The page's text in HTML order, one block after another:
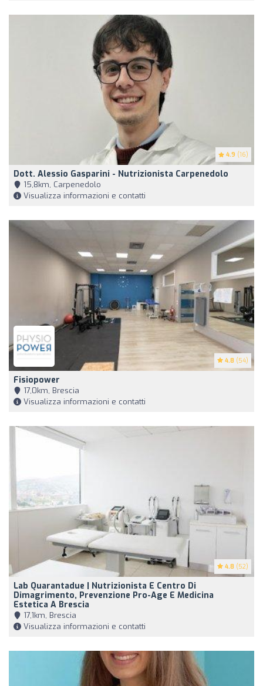
4.9 (16)
Dott. Alessio Gasparini - Nutrizionista Carpenedolo
15,8km, Carpenedolo
Visualizza informazioni e contatti
4.8 (54)
Fisiopower
17,0km, Brescia
Visualizza informazioni e contatti
4.8 (52)
Lab Quarantadue | Nutrizionista E Centro Di
Dimagrimento, Prevenzione Pro-Age E Medicina
Estetica A Brescia
17,1km, Brescia
Visualizza informazioni e contatti